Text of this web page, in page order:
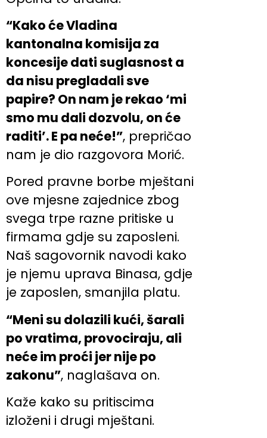
“Kako će Vladina
kantonalna komisija za
koncesije dati suglasnost a
da nisu pregladali sve
papire? On nam je rekao ‘mi
smo mu dali dozvolu, on će
raditi’. E pa neće!”, prepričao
nam je dio razgovora Morić.
Pored pravne borbe mještani
ove mjesne zajednice zbog
svega trpe razne pritiske u
firmama gdje su zaposleni.
Naš sagovornik navodi kako
je njemu uprava Binasa, gdje
je zaposlen, smanjila platu.
“Meni su dolazili kući, šarali
po vratima, provociraju, ali
neće im proći jer nije po
zakonu”, naglašava on.
Kaže kako su pritiscima
izloženi i drugi mještani.